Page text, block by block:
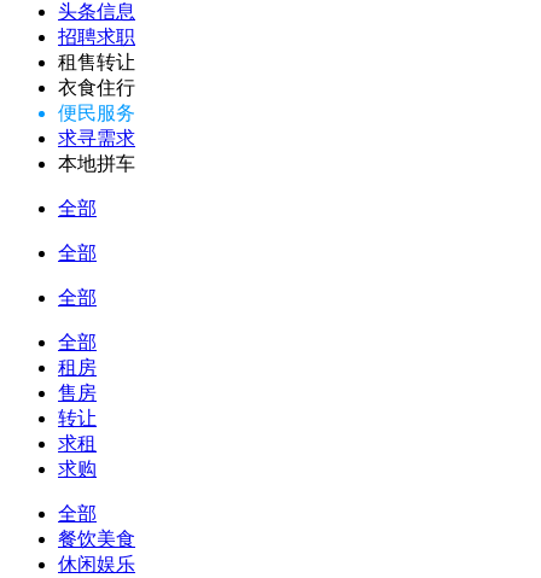
头条信息
招聘求职
租售转让
衣食住行
便民服务
求寻需求
本地拼车
全部
全部
全部
全部
租房
售房
转让
求租
求购
全部
餐饮美食
休闲娱乐